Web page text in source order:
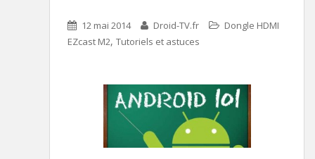
12 mai 2014 Droid-TV.fr
Dongle HDMI
EZcast M2, Tutoriels et astuces